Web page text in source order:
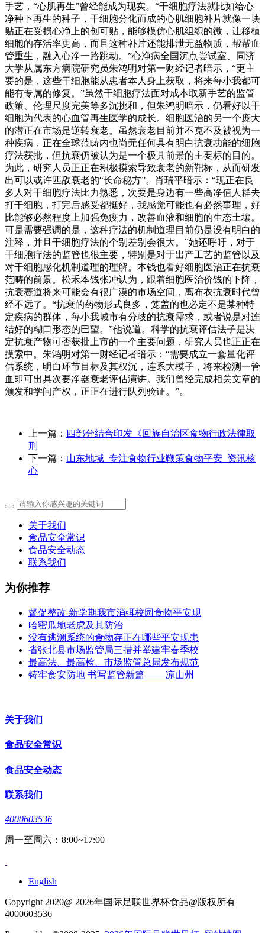
手艺，“心肌再生”曾经能成为现实。“干细胞疗法就比如给心
净种下再生的种子，干细胞分化而成的心肌细胞补片就像一块
贴正在受损心净上的创可贴，能够模仿心肌组织的微，让移植
细胞的存活率更高，而且这种补片还能排泄无益物质，帮帮血
管重生，融入心净一路跳动。”心净病全国沉点尝试室、同济
大学从属东方病院研究员朱鸿明对第一财经记者暗示，“更主
要的是，这些干细胞能从患者本人身上获取，将来每小我都可
能有专属的修复。”虽然干细胞疗法面对成本取新手艺的监管
政策、伦理尺度完美等多沉挑和，但朱鸿明暗示，仍看好以干
细胞为代表的心血管再生医学的成长。细胞医治的另一个庞大
的潜正在市场是逆转衰老。虽然衰老目前并不克不及被视为一
种疾病，正在全球范畴内也尚无任何具有明白抗衰功能的细胞
疗法获批，但抗衰仍被认为是一个极具前景的主要标的目的。
为此，研究人员正正在积极摸索导致衰老的新靶标，从而研发
出可以或许匹敌衰老的“长命秘方”。肖瑞平暗示：“现正在良
多人对干细胞疗法比力熟悉，次要是身边有一些高净值人群去
打干细胞，打完后感受都挺好，我感觉可能也有必然事理，好
比能够必然程度上加强免疫力，改善血液和细胞的生态土壤。
可是需要强调的是，这种疗法的机制道理目前仍是没有明白的
注释，并且干细胞疗法的个别差别会很大。”她还呼吁，对于
干细胞疗法的监管也很主要，特别是对于出产工艺的监管以及
对干细胞感化机制道理的理解。本钱也看好细胞医治正在抗衰
范畴的前景。松禾本钱张冲认为，跟着细胞医治价钱的下降，
抗衰赛道将来可能会有很广漠的市场空间，离布衣抗衰时代曾
经不远了。“抗衰的药物形式良多，笼盖的也必定不是某种特
定疾病的群体，每小我城市有分歧的抗衰需求，或者说是对连
结好的糊口形态的巴望。”他说道。科学的抗衰评估法子是决
定抗衰产物可否获批上市的一个主要问题，研究人员也正正在
摸索中。朱鸿明对第一财经记者暗示：“需要成立一套量化评
估系统，明白环节目标及其权沉，连系大模子，将来检测一管
血即可出具次要净器衰老评估演讲。我们曾经完成相关文章的
颁发和学问产权，正正在进行队列验证。”。
上一篇： 四部分结合印发《回族自治区食物行政法律取
刑
下一篇： 山东地域_专注食物行业鞭策食物平安_资讯核
心
关于我们
食品安全常识
食品安全动态
联系我们
为你推荐
督促整改 新学期我市消弭校园食物平安现
哈密瓜地老虎及其防治
没有逃溯系统的食物存正在哪些平安现患
省张北县市场监管局三措并举建牢春季校
最高法、最高检、市场监管总局发布规范
铸牢食安防地 书写监管新篇 ——凉山州
关于我们
食品安全常识
食品安全动态
联系我们
4000603536
周一至周六：8:00~17:00
English
Copyright 2020@ 2026年国际足联世界杯食品@版权所有
4000603536